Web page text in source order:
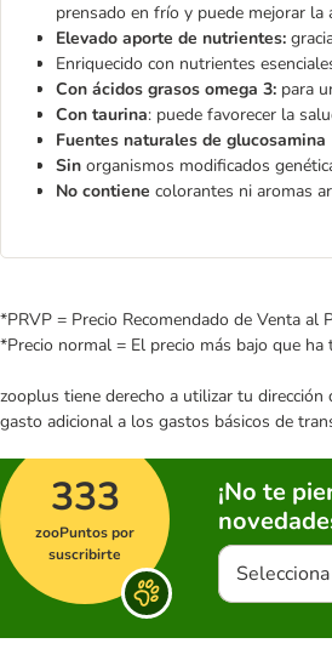
prensado en frío y puede mejorar
Elevado aporte de nutrientes:
Enriquecido con nutrientes
Con ácidos grasos omega 3: para
Con taurina: puede favorecer la
Fuentes naturales de glucosamina
Sin organismos modificados
No contiene colorantes ni aromas
*PRVP = Precio Recomendado de Venta al
*Precio normal = El precio más bajo que
zooplus tiene derecho a utilizar tu
gasto adicional a los gastos básicos de
333
zooPuntos por
suscribirte
¡No te